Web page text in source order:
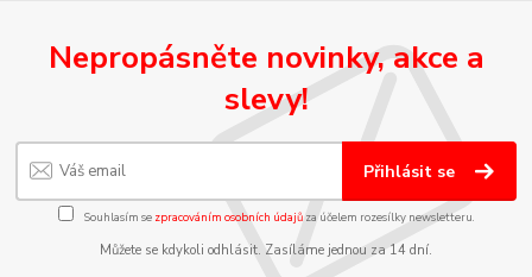
Nepropásněte novinky, akce a
slevy!
Přihlásit se
Souhlasím se zpracováním osobních údajůza účelem rozesílky newsletteru.
Můžete se kdykoli odhlásit. Zasíláme jednou za 14 dní.